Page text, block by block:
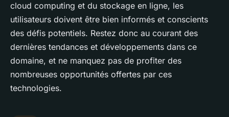
cloud computing et du stockage en ligne, les
utilisateurs doivent être bien informés et conscients
des défis potentiels. Restez donc au courant des
dernières tendances et développements dans ce
domaine, et ne manquez pas de profiter des
nombreuses opportunités offertes par ces
technologies.